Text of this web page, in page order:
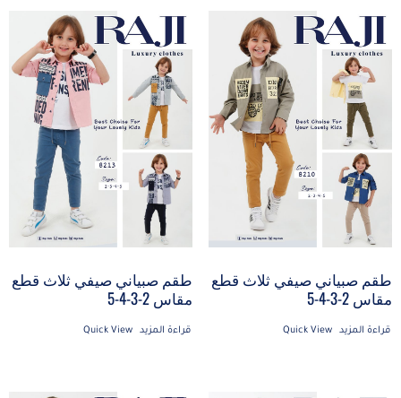
طقم صبياني صيفي ثلاث قطع
مقاس 2-3-4-5
قراءة المزيد Quick View
طقم صبياني صيفي ثلاث قطع
مقاس 2-3-4-5
قراءة المزيد Quick View